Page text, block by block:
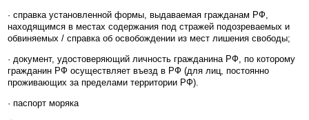
· справка установленной формы, выдаваемая гражданам РФ,
находящимся в местах содержания под стражей подозреваемых и
обвиняемых / справка об освобождении из мест лишения свободы;
· документ, удостоверяющий личность гражданина РФ, по которому
гражданин РФ осуществляет въезд в РФ (для лиц, постоянно
проживающих за пределами территории РФ).
· паспорт моряка